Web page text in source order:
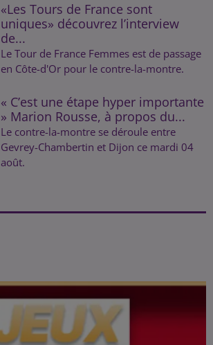
«Les Tours de France sont
uniques» découvrez l’interview
de...
Le Tour de France Femmes est de passage
en Côte-d'Or pour le contre-la-montre.
« C’est une étape hyper importante
» Marion Rousse, à propos du...
Le contre-la-montre se déroule entre
Gevrey-Chambertin et Dijon ce mardi 04
août.